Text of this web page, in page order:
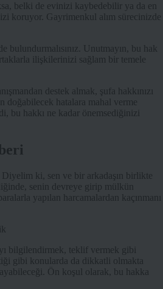
belki de evinizi kaybedebilir ya da en
koruyor. Gayrimenkul alım sürecinizde
Unutmayın, bu hak
ilişkilerinizi sağlam bir temele
destek almak, şufa hakkınızı
doğabilecek hatalara mahal verme
bu hakkı ne kadar önemsediğinizi
Diyelim ki, sen ve bir arkadaşın birlikte
senin devreye girip mülkün
yapılan harcamalardan kaçınmanı
bilgilendirmek, teklif vermek gibi
gibi konularda da dikkatli olmakta
Ön koşul olarak, bu hakka